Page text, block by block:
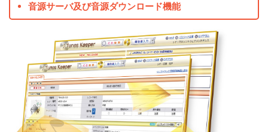
音源サーバ及び音源ダウンロード機能